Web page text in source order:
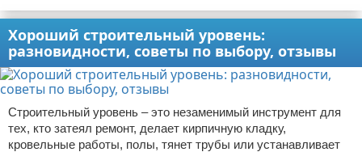
Хороший строительный уровень:
разновидности, советы по выбору, отзывы
Строительный уровень – это незаменимый инструмент для
тех, кто затеял ремонт, делает кирпичную кладку,
кровельные работы, полы, тянет трубы или устанавливает